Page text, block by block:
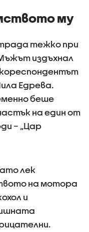
му
тежко при
издъхнал
Едрева.
беше
на един от
– „Цар
лек
на мотора
и